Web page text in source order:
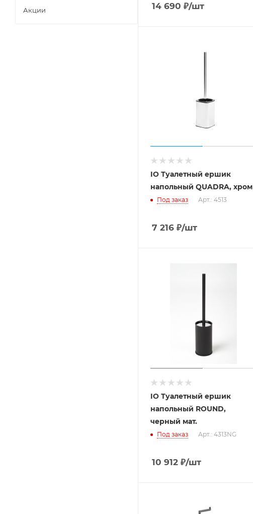
14 690 ₽/шт
IO Туалетный ершик
напольный QUADRA, хром
Под заказ Арт.: 4513
7 216 ₽/шт
IO Туалетный ершик
напольный ROUND,
черный мат.
Под заказ Арт.: 4313NG
10 912 ₽/шт
Акции